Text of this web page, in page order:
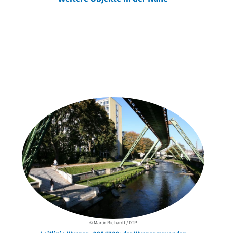
© Martin Richardt / DTP